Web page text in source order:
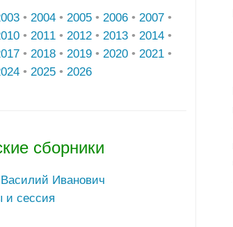
• 2004 • 2005 • 2006 • 2007 •
• 2011 • 2012 • 2013 • 2014 •
• 2018 • 2019 • 2020 • 2021 •
• 2025 • 2026
сборники
Василий Иванович
и сессия